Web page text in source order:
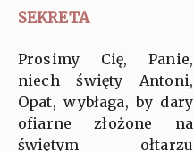
SEKRETA
Prosimy Cię, Panie,
niech święty Antoni,
Opat, wybłaga, by dary
ofiarne złożone na
świętym ołtarzu